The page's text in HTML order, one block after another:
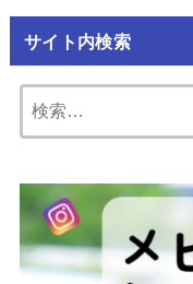
サイト内検索